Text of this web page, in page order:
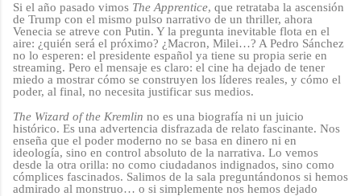
Si el año pasado vimos The Apprentice, que retrataba la ascensión
de Trump con el mismo pulso narrativo de un thriller, ahora
Venecia se atreve con Putin. Y la pregunta inevitable flota en el
aire: ¿quién será el próximo? ¿Macron, Milei…? A Pedro Sánchez
no lo esperen: el presidente español ya tiene su propia serie en
streaming. Pero el mensaje es claro: el cine ha dejado de tener
miedo a mostrar cómo se construyen los líderes reales, y cómo el
poder, al final, no necesita justificar sus medios.
The Wizard of the Kremlin no es una biografía ni un juicio
histórico. Es una advertencia disfrazada de relato fascinante. Nos
enseña que el poder moderno no se basa en dinero ni en
ideología, sino en control absoluto de la narrativa. Lo vemos
desde la otra orilla: no como ciudadanos indignados, sino como
cómplices fascinados. Salimos de la sala preguntándonos si hemos
admirado al monstruo… o si simplemente nos hemos dejado